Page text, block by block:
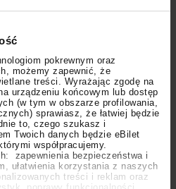
pokrewnym oraz
możemy zapewnić, że
treści. Wyrażając zgodę na
urządzeniu końcowym lub dostęp
(w tym w obszarze profilowania,
sprawiasz, że łatwiej będzie
to, czego szukasz i
Twoich danych będzie eBilet
współpracujemy.
zapewnienia bezpieczeństwa i
ułatwienia korzystania z naszych
treści i reklam oraz
skład ścieżki
“viralowe” losy.
przeżyć te emocje w